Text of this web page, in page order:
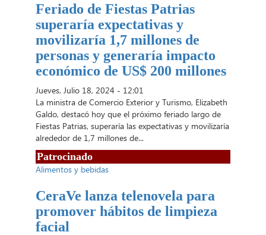
Feriado de Fiestas Patrias
superaría expectativas y
movilizaría 1,7 millones de
personas y generaría impacto
económico de US$ 200 millones
Jueves, Julio 18, 2024 - 12:01
La ministra de Comercio Exterior y Turismo, Elizabeth
Galdo, destacó hoy que el próximo feriado largo de
Fiestas Patrias, superaría las expectativas y movilizaría
alrededor de 1,7 millones de...
Patrocinado
Alimentos y bebidas
CeraVe lanza telenovela para
promover hábitos de limpieza
facial